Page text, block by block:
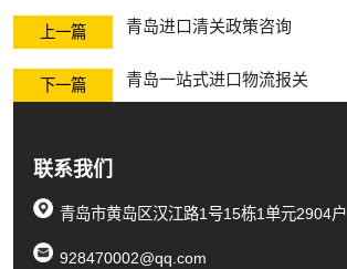
上一篇 青岛进口清关政策咨询
下一篇 青岛一站式进口物流报关
联系我们
青岛市黄岛区汉江路1号15栋1单元2904户
928470002@qq.com